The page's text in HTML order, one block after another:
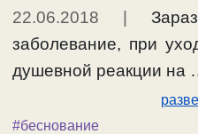
22.06.2018 |
заболевание, при
душевной реакции на
#беснование